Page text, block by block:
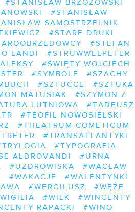
#STANISŁAW BRZOZOWSKI
#STANISŁAW
SAMOSTRZELNIK
#STARE DRUKI
#STEFAN
LANDI
#STRUWWELPETER
#ŚWIĘTY WOJCIECH
#SYMBOLE
#SZACHY
#SZTUĆCE
#SZTUKA
MATUSIAK
#SZYMON Z
LUTNIOWA
#TADEUSZ
#TEOFIL NOWOSIELSKI
#THEATRUM COMETICUM
#TRANSATLANTYKI
#TYPOGRAFIA
ALDROVANDI
#URNA
#UZDROWISKA
#WACŁAW
#WAKACJE
#WALENTYNKI
#WERGILUSZ
#WĘŻE
#WILK
#WINCENTY
RAPACKI #WINO